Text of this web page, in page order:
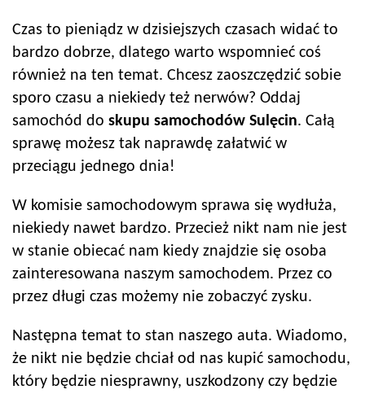
Czas to pieniądz w dzisiejszych czasach widać to
bardzo dobrze, dlatego warto wspomnieć coś
również na ten temat. Chcesz zaoszczędzić sobie
sporo czasu a niekiedy też nerwów? Oddaj
samochód do skupu samochodów Sulęcin. Całą
sprawę możesz tak naprawdę załatwić w
przeciągu jednego dnia!
W komisie samochodowym sprawa się wydłuża,
niekiedy nawet bardzo. Przecież nikt nam nie jest
w stanie obiecać nam kiedy znajdzie się osoba
zainteresowana naszym samochodem. Przez co
przez długi czas możemy nie zobaczyć zysku.
Następna temat to stan naszego auta. Wiadomo,
że nikt nie będzie chciał od nas kupić samochodu,
który będzie niesprawny, uszkodzony czy będzie